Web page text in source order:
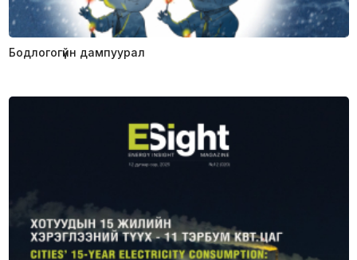
Бодлогогүйн дампуурал